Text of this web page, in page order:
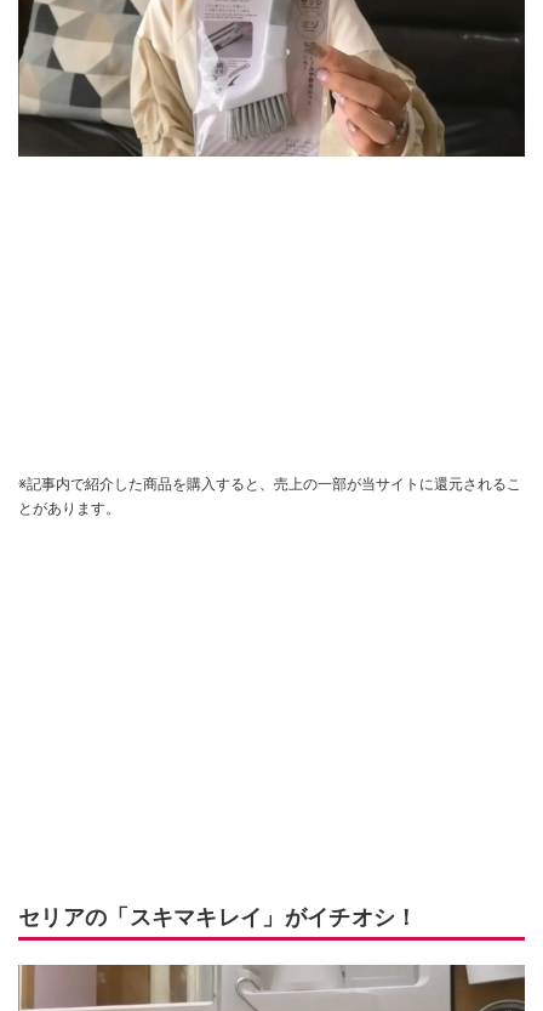
※記事内で紹介した商品を購入すると、売上の一部が当サイトに還元されるこ
とがあります。
セリアの「スキマキレイ」がイチオシ！